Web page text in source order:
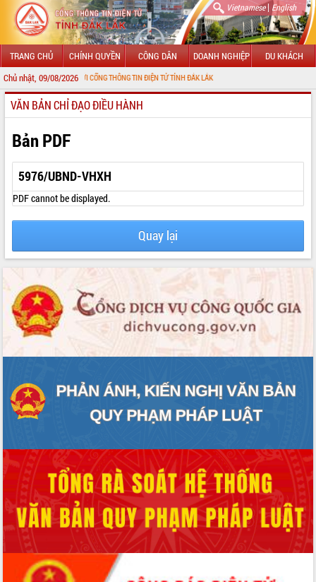
Vietnamese| English
TRANG CHỦ CHÍNH QUYỀN CÔNG DÂN DOANH NGHIỆP DU KHÁCH
Chủ nhật, 09/08/2026
MỪNG ĐẾN VỚI CỔNG THÔNG TIN ĐIỆN TỬ TỈNH ĐẮK LẮK
GIỚI THIỆU
LÃNH ĐẠO UBND TỈNH
TIN TỨC SỰ KIỆN
SỞ, BAN, NGÀNH
UBND CÁC XÃ, PHƯỜNG
THÔNG TIN CHỈ ĐẠO ĐIỀU HÀNH
VĂN BẢN HĐND TỈNH
ĐIỂM TIN VĂN BẢN
VĂN BẢN CHỈ ĐẠO ĐIỀU HÀNH
Bản PDF
5976/UBND-VHXH
PDF cannot be displayed.
Quay lại